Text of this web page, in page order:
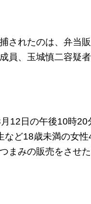
されたのは、弁当
員、玉城慎二容疑
12日の午後10時20
ど18歳未満の女性
まみの販売をさせ